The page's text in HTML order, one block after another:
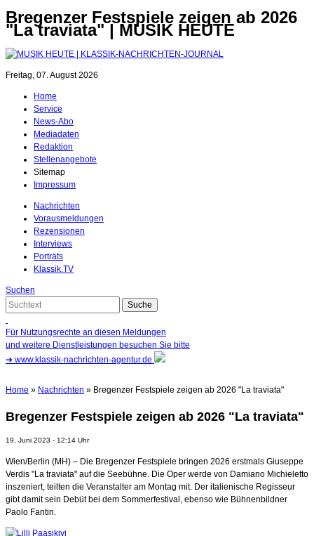
Bregenzer Festspiele zeigen ab 2026
"La traviata" | MUSIK HEUTE
Freitag, 07. August 2026
Home
Service
News-Abo
Mediadaten
Redaktion
Stellenangebote
Sitemap
Impressum
Nachrichten
Vorausmeldungen
Rezensionen
Interviews
Porträts
Klassik.TV
Suchen
Für Nutzungsrechte an diesen Meldungen
und weitere Dienstleistungen besuchen Sie bitte
➜ www.klassik-nachrichten-agentur.de
Home » Nachrichten » Bregenzer Festspiele zeigen ab 2026 "La traviata"
Bregenzer Festspiele zeigen ab 2026 "La traviata"
19. Juni 2023 - 12:14 Uhr
Wien/Berlin (MH) – Die Bregenzer Festspiele bringen 2026 erstmals Giuseppe
Verdis "La traviata" auf die Seebühne. Die Oper werde von Damiano Michieletto
inszeniert, teilten die Veranstalter am Montag mit. Der italienische Regisseur
gibt damit sein Debüt bei dem Sommerfestival, ebenso wie Bühnenbildner
Paolo Fantin.